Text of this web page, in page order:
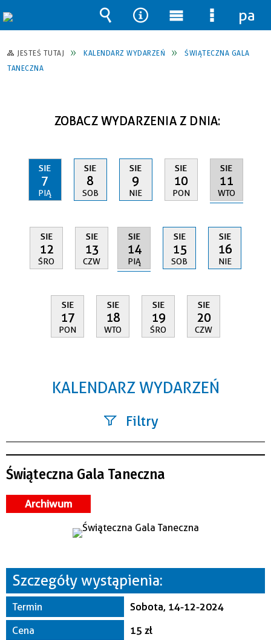
JESTEŚ TUTAJ KALENDARZ WYDARZEŃ
ŚWIĄTECZNA GALA
TANECZNA
ZOBACZ WYDARZENIA Z DNIA:
SIE
7
PIĄ
SIE
8
SOB
SIE
9
NIE
SIE
10
PON
SIE
11
WTO
SIE
12
ŚRO
SIE
13
CZW
SIE
14
PIĄ
SIE
15
SOB
SIE
16
NIE
SIE
17
PON
SIE
18
WTO
SIE
19
ŚRO
SIE
20
CZW
KALENDARZ WYDARZEŃ
Filtry
Kategoria
—
Organizator
Świąteczna Gala Taneczna
Archiwum
Szczegóły wystąpienia:
Termin
Sobota, 14-12-2024
Cena
15 zł
Wyszukiwarka
Narzędzia
Menu
główne
Menu